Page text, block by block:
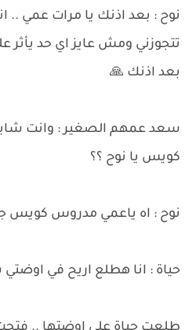
نوح : بعد اذنك يا مرات عمي ..
تتجوزني ومش عايز اي حد يأثر
بعد اذنك 🙏
سعد عمهم الصغير : وانت
كويس يا نوح ؟؟
نوح : اه ياعمي مدروس كويس
حياة : انا هطلع اريح في